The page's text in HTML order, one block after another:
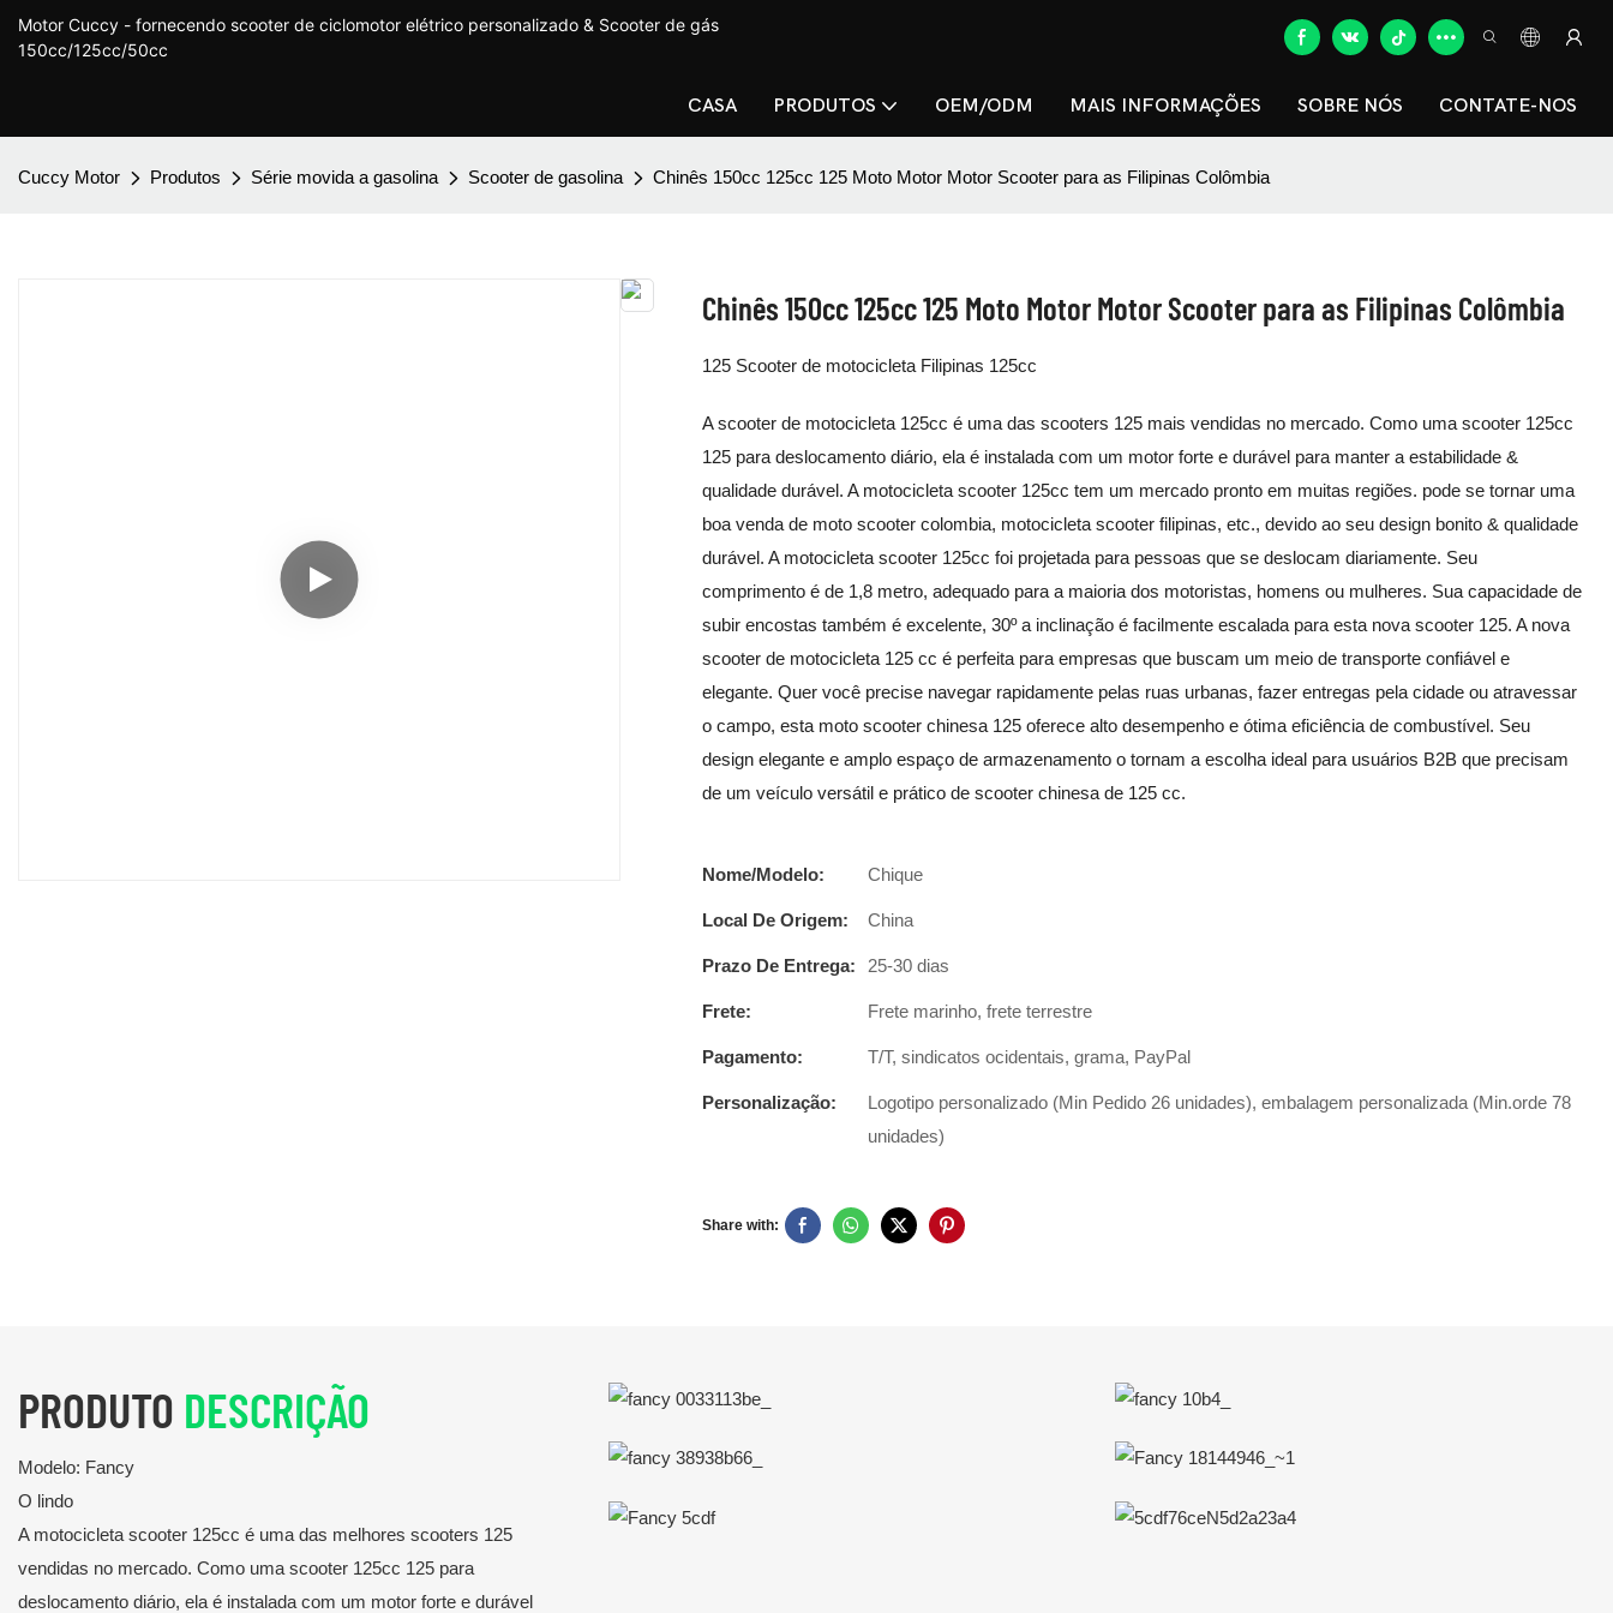
Motor Cuccy - fornecendo scooter de ciclomotor elétrico personalizado & Scooter de gás
150cc/125cc/50cc
CASA PRODUTOS OEM/ODM MAIS INFORMAÇÕES SOBRE NÓS CONTATE-NOS
Cuccy Motor Produtos Série movida a gasolina Scooter de gasolina Chinês 150cc 125cc 125 Moto Motor Motor Scooter para as Filipinas Colômbia
Chinês 150cc 125cc 125 Moto Motor Motor Scooter para as Filipinas Colômbia
125 Scooter de motocicleta Filipinas 125cc
A scooter de motocicleta 125cc é uma das scooters 125 mais vendidas no mercado. Como uma scooter 125cc
125 para deslocamento diário, ela é instalada com um motor forte e durável para manter a estabilidade &
qualidade durável. A motocicleta scooter 125cc tem um mercado pronto em muitas regiões. pode se tornar uma
boa venda de moto scooter colombia, motocicleta scooter filipinas, etc., devido ao seu design bonito & qualidade
durável. A motocicleta scooter 125cc foi projetada para pessoas que se deslocam diariamente. Seu
comprimento é de 1,8 metro, adequado para a maioria dos motoristas, homens ou mulheres. Sua capacidade de
subir encostas também é excelente, 30º a inclinação é facilmente escalada para esta nova scooter 125. A nova
scooter de motocicleta 125 cc é perfeita para empresas que buscam um meio de transporte confiável e
elegante. Quer você precise navegar rapidamente pelas ruas urbanas, fazer entregas pela cidade ou atravessar
o campo, esta moto scooter chinesa 125 oferece alto desempenho e ótima eficiência de combustível. Seu
design elegante e amplo espaço de armazenamento o tornam a escolha ideal para usuários B2B que precisam
de um veículo versátil e prático de scooter chinesa de 125 cc.
Nome/Modelo: Chique
Local De Origem: China
Prazo De Entrega: 25-30 dias
Frete: Frete marinho, frete terrestre
Pagamento: T/T, sindicatos ocidentais, grama, PayPal
Personalização:
Logotipo personalizado (Min Pedido 26 unidades), embalagem personalizada (Min.orde 78
unidades)
Share with:
PRODUTO DESCRIÇÃO
Modelo: Fancy
O lindo
A motocicleta scooter 125cc é uma das melhores scooters 125
vendidas no mercado. Como uma scooter 125cc 125 para
deslocamento diário, ela é instalada com um motor forte e durável